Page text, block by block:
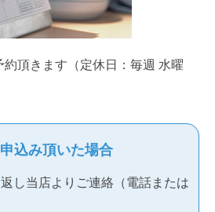
頂きます（定休日：毎週 水曜
込み頂いた場合
し当店よりご連絡（電話または